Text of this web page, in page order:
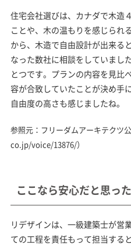
住宅会社選びは、カナダで木造
ことや、木の温もりを感じられ
から、木造で自由設計が出来る
なった数社に相談をしていまし
とつです。プランの内容を見比
容が合致していたことが決め手
自由度の高さも感じましたね。
参照元：フリーダムアーキテクツ
co.jp/voice/13876/）
ここなら安心だと思った
リデザインは、一級建築士が営
ての工程を責任もって担当する